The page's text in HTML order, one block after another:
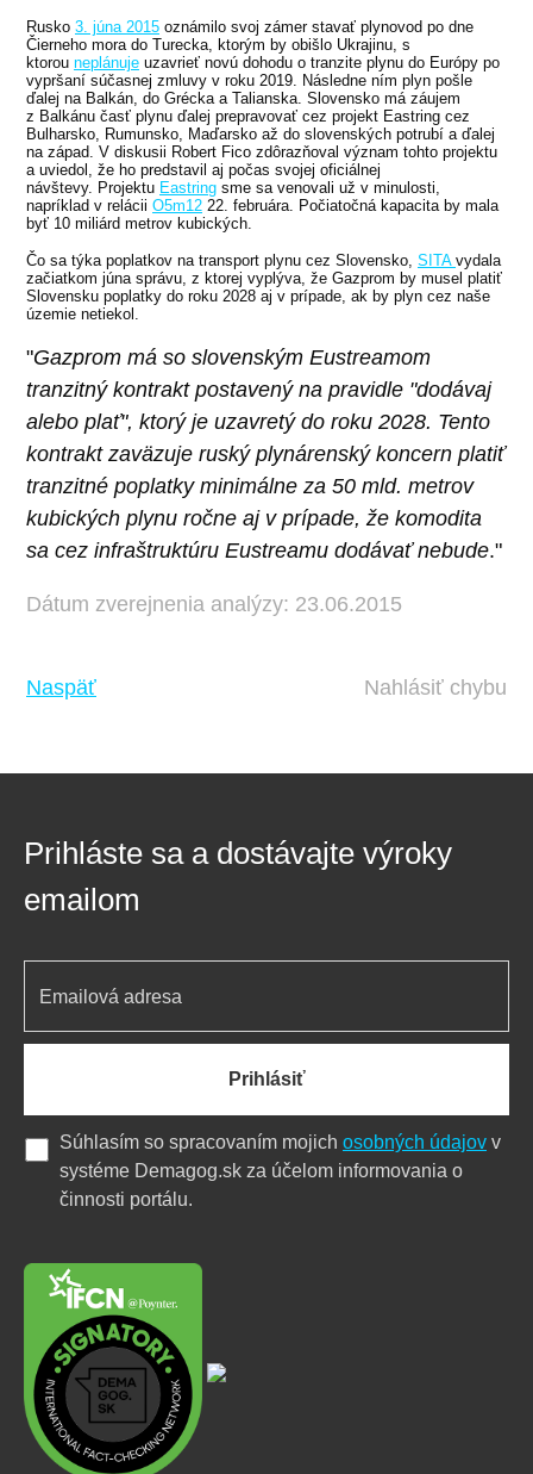
Rusko 3. júna 2015 oznámilo svoj zámer stavať plynovod po dne
Čierneho mora do Turecka, ktorým by obišlo Ukrajinu, s
ktorou neplánuje uzavrieť novú dohodu o tranzite plynu do Európy po
vypršaní súčasnej zmluvy v roku 2019. Následne ním plyn pošle
ďalej na Balkán, do Grécka a Talianska. Slovensko má záujem
z Balkánu časť plynu ďalej prepravovať cez projekt Eastring cez
Bulharsko, Rumunsko, Maďarsko až do slovenských potrubí a ďalej
na západ. V diskusii Robert Fico zdôrazňoval význam tohto projektu
a uviedol, že ho predstavil aj počas svojej oficiálnej
návštevy. Projektu Eastring sme sa venovali už v minulosti,
napríklad v relácii O5m12 22. februára. Počiatočná kapacita by mala
byť 10 miliárd metrov kubických.
Čo sa týka poplatkov na transport plynu cez Slovensko, SITA vydala
začiatkom júna správu, z ktorej vyplýva, že Gazprom by musel platiť
Slovensku poplatky do roku 2028 aj v prípade, ak by plyn cez naše
územie netiekol.
"Gazprom má so slovenským Eustreamom
tranzitný kontrakt postavený na pravidle "dodávaj
alebo plať", ktorý je uzavretý do roku 2028. Tento
kontrakt zaväzuje ruský plynárenský koncern platiť
tranzitné poplatky minimálne za 50 mld. metrov
kubických plynu ročne aj v prípade, že komodita
sa cez infraštruktúru Eustreamu dodávať nebude."
Dátum zverejnenia analýzy: 23.06.2015
Naspäť Nahlásiť chybu
Prihláste sa a dostávajte výroky
emailom
Prihlásiť
Súhlasím so spracovaním mojich osobných údajov v
systéme Demagog.sk za účelom informovania o
činnosti portálu.